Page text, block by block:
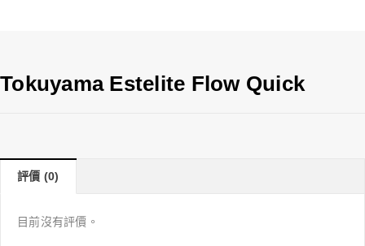
Tokuyama Estelite Flow Quick
評價 (0)
目前沒有評價。